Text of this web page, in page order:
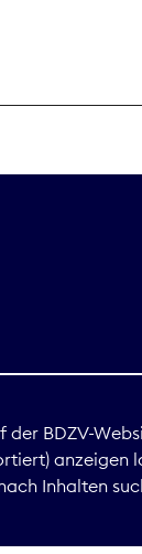
BDZV-
Inhalten